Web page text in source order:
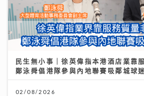
民生無小事｜徐英偉指本港酒店業靠
鄭泳舜倡港隊參與內地聯賽吸鄰城球
02/08/2026
《原來生活好快樂》｜張馳豪大嘆拍
歌《樂活道》玩出新鮮感唱功大有進步
04/08/2026